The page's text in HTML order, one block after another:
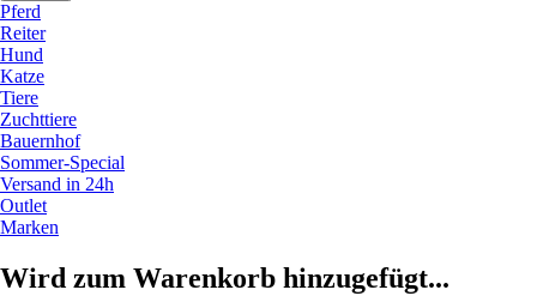
Pferd
Reiter
Hund
Katze
Tiere
Zuchttiere
Bauernhof
Sommer-Special
Versand in 24h
Outlet
Marken
Wird zum Warenkorb hinzugefügt...